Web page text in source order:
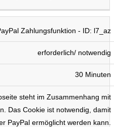
Zahlungsfunktion - ID: l7_az
erforderlich/ notwendig
30 Minuten
steht im Zusammenhang mit
Das Cookie ist notwendig, damit
PayPal ermöglicht werden kann.